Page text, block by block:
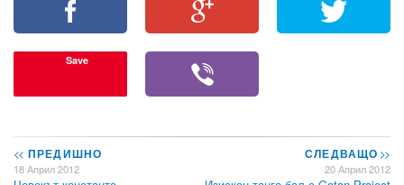
Save
<< ПРЕДИШНО
18 Април 2012
СЛЕДВАЩО>>
20 Април 2012